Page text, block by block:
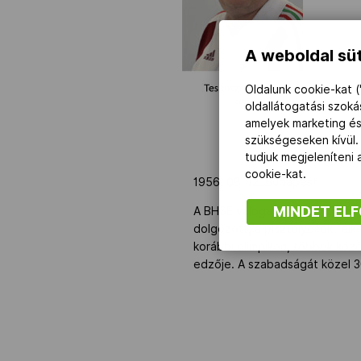
NOB
Társszervezetek
Adatbank
1956. 08. 12. Budapest
A BHSE válogatott
dolgozott, a pisztolyosok
korábbi olimpikon, többek
edzője. A szabadságát közel
A weboldal
Oldalunk cookie-kat
oldallátogatási
amelyek marketing
szükségeseken
tudjuk megjeleníteni
cookie-kat.
MINDET